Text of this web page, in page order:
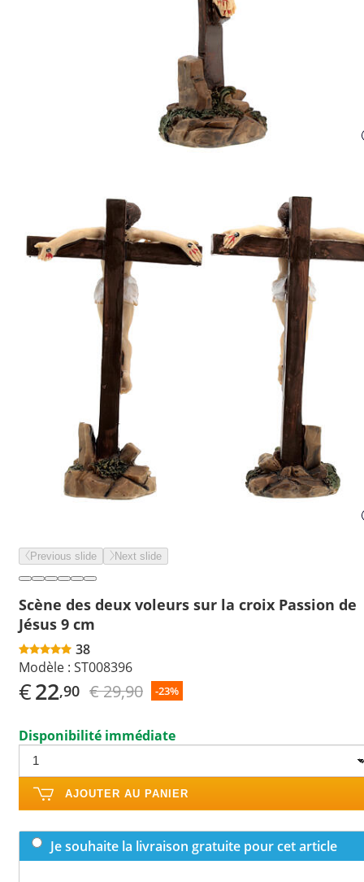
Previous slide Next slide
Scène des deux voleurs sur la croix Passion de
Jésus 9 cm
38
Modèle : ST008396
€22,90 € 29,90 -23%
Disponibilité immédiate
AJOUTER AU PANIER
Je souhaite la livraison gratuite pour cet article